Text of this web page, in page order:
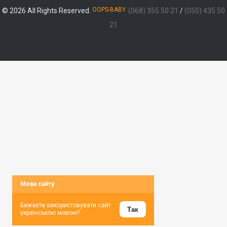
© 2026 All Rights Reserved. OOPS-BABY. (068) 355 50 21 / (050) 435 50
21
Мова сайту
Бажаєте використовувати сайт
українською мовою?
Так